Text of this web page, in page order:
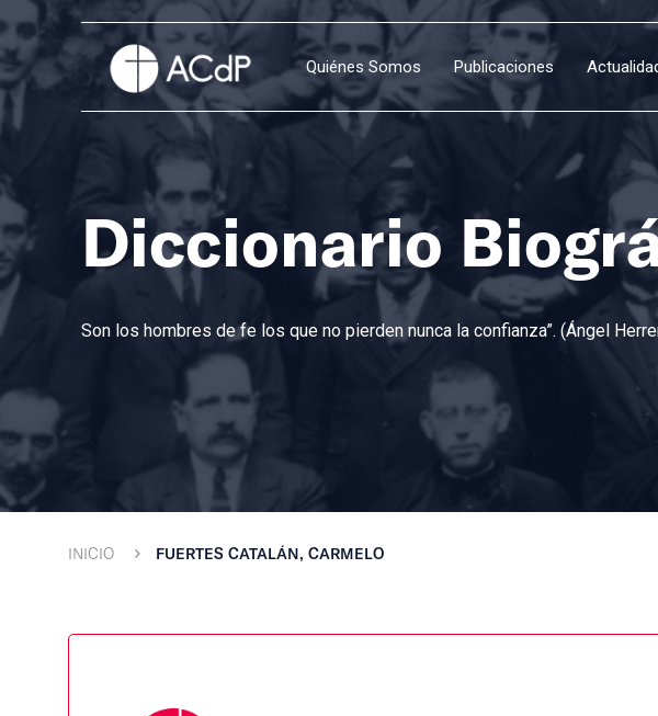
Quiénes Somos Publicaciones
Diccionario
Son los hombres de fe los que no pierden nunca la confianza”. (Ángel
INICIO FUERTES CATALÁN, CARMELO